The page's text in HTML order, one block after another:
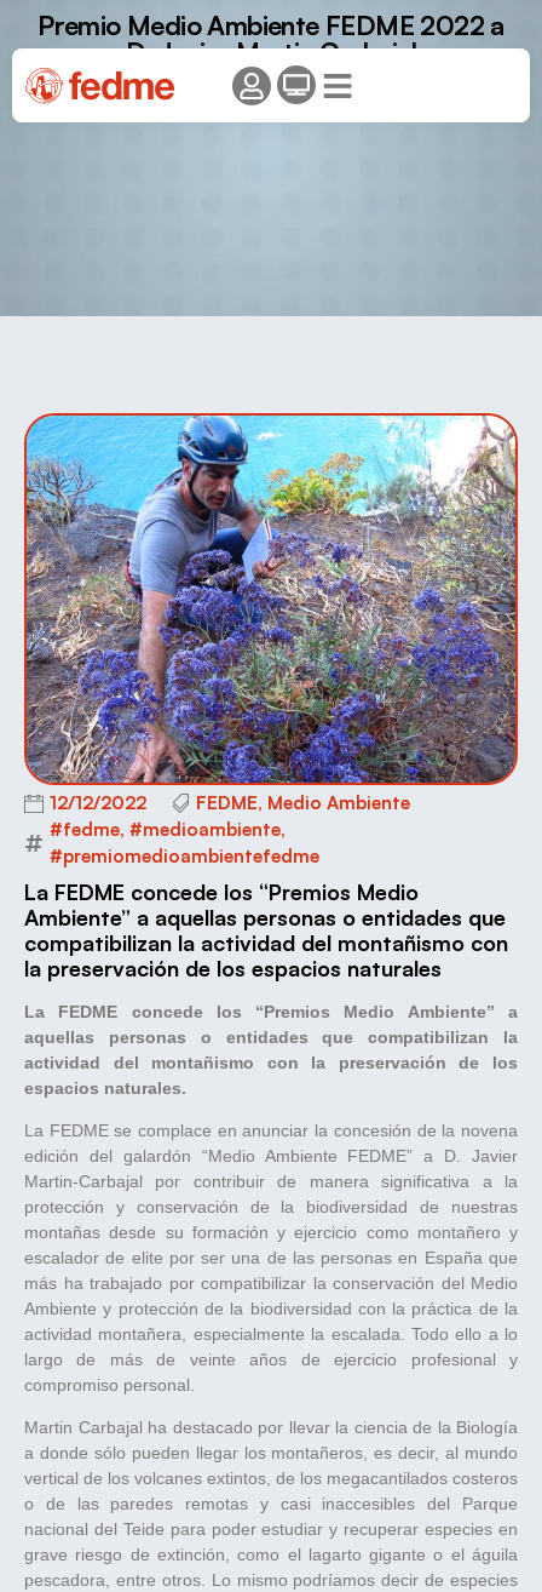
Premio Medio Ambiente FEDME 2022 a
D. Javier Martin Carbajal
12/12/2022 FEDME, Medio Ambiente
#fedme, #medioambiente,
#premiomedioambientefedme
La FEDME concede los “Premios Medio
Ambiente” a aquellas personas o entidades que
compatibilizan la actividad del montañismo con
la preservación de los espacios naturales
La FEDME concede los “Premios Medio Ambiente” a
aquellas personas o entidades que compatibilizan la
actividad del montañismo con la preservación de los
espacios naturales.
La FEDME se complace en anunciar la concesión de la novena
edición del galardón “Medio Ambiente FEDME” a D. Javier
Martin-Carbajal por contribuir de manera significativa a la
protección y conservación de la biodiversidad de nuestras
montañas desde su formación y ejercicio como montañero y
escalador de elite por ser una de las personas en España que
más ha trabajado por compatibilizar la conservación del Medio
Ambiente y protección de la biodiversidad con la práctica de la
actividad montañera, especialmente la escalada. Todo ello a lo
largo de más de veinte años de ejercicio profesional y
compromiso personal.
Martin Carbajal ha destacado por llevar la ciencia de la Biología
a donde sólo pueden llegar los montañeros, es decir, al mundo
vertical de los volcanes extintos, de los megacantilados costeros
o de las paredes remotas y casi inaccesibles del Parque
nacional del Teide para poder estudiar y recuperar especies en
grave riesgo de extinción, como el lagarto gigante o el águila
pescadora, entre otros. Lo mismo podríamos decir de especies